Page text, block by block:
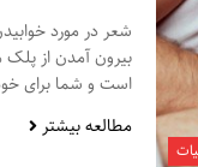
شعر در مورد
بیرون آمدن از
است و شما برای
مطالعه بیشتر